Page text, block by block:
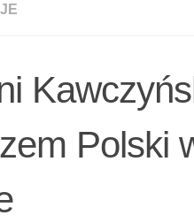
Polski